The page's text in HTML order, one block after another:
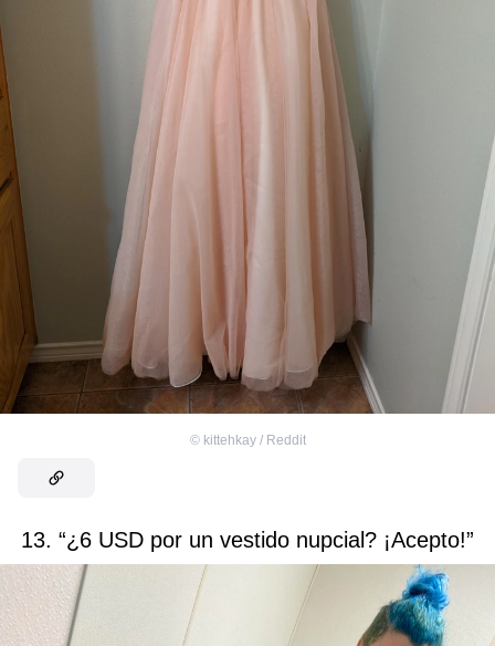
© kittehkay / Reddit
13. “¿6 USD por un vestido nupcial? ¡Acepto!”